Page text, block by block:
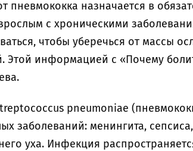
пневмококка назначается в
с хроническими
чтобы уберечься от массы
Этой информацией с «Почему
pneumoniae
заболеваний: менингита,
уха. Инфекция